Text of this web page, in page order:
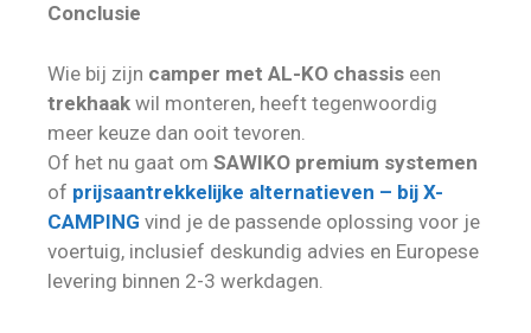
Conclusie
Wie bij zijn camper met AL-KO chassis een
trekhaak wil monteren, heeft tegenwoordig
meer keuze dan ooit tevoren.
Of het nu gaat om SAWIKO premium systemen
of prijsaantrekkelijke alternatieven – bij X-
CAMPING vind je de passende oplossing voor je
voertuig, inclusief deskundig advies en Europese
levering binnen 2-3 werkdagen.